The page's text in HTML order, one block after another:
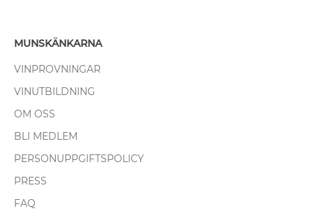
MUNSKÄNKARNA
VINPROVNINGAR
VINUTBILDNING
OM OSS
BLI MEDLEM
PERSONUPPGIFTSPOLICY
PRESS
FAQ